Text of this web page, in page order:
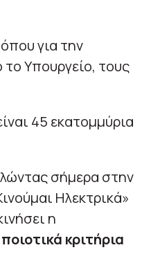
για την
το Υπουργείο, τους
45 εκατομμύρια
σήμερα στην
Ηλεκτρικά»
η
κριτήρια